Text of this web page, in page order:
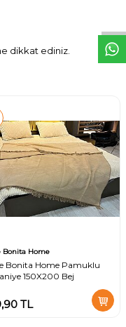
dikkat ediniz.
Bonita Home
Bonita Home Pamuklu
150X200 Bej
TL